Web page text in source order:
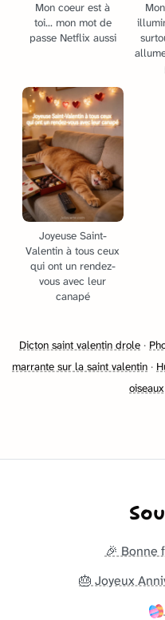
Mon coeur est à
toi... mon mot de
passe Netflix aussi
Joyeuse Saint-
Valentin à tous ceux
qui ont un rendez-
vous avec leur
canapé
Dicton saint valentin drole ·
marrante sur la saint valentin ·
🎉 Bonne
🎂 Joyeux